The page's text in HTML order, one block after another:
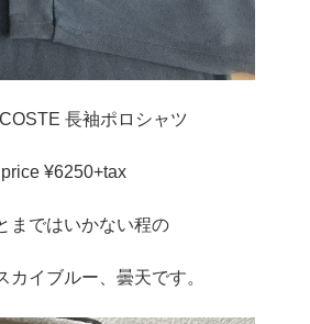
長袖ポロシャツ
price ¥6250+tax
まではいかない程の
カイブルー、曇天です。